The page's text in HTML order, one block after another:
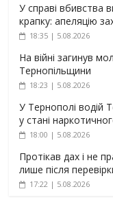
У справі вбивства
крапку: апеляцію
18:35 | 5.08.2026
На війні загинув
Тернопільщини
18:23 | 5.08.2026
У Тернополі водій
у стані
18:00 | 5.08.2026
Протікав дах і не
лише після
17:22 | 5.08.2026